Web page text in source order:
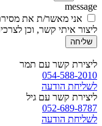
message
אני מאשר/ת את
ליצור איתי קשר, וכן
שליחה
ליצירת קשר עם תמר
054-588-2010
לשליחת הודעה
ליצירת קשר עם גיל
052-689-8787
לשליחת הודעה